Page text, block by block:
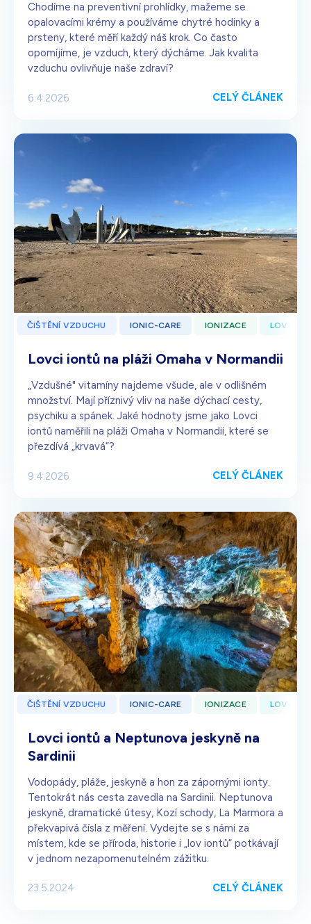
Chodíme na preventivní prohlídky, mažeme se
opalovacími krémy a používáme chytré hodinky a
prsteny, které měří každý náš krok. Co často
opomíjíme, je vzduch, který dýcháme. Jak kvalita
vzduchu ovlivňuje naše zdraví?
6.4.2026 CELÝ ČLÁNEK
ČIŠTĚNÍ VZDUCHU IONIC-CARE IONIZACE LOVCI
Lovci iontů na pláži Omaha v Normandii
„Vzdušné" vitamíny najdeme všude, ale v odlišném
množství. Mají příznivý vliv na naše dýchací cesty,
psychiku a spánek. Jaké hodnoty jsme jako Lovci
iontů naměřili na pláži Omaha v Normandii, které se
přezdívá „krvavá“?
9.4.2026 CELÝ ČLÁNEK
ČIŠTĚNÍ VZDUCHU IONIC-CARE IONIZACE LOVCI
Lovci iontů a Neptunova jeskyně na
Sardinii
Vodopády, pláže, jeskyně a hon za zápornými ionty.
Tentokrát nás cesta zavedla na Sardinii. Neptunova
jeskyně, dramatické útesy, Kozí schody, La Marmora a
překvapivá čísla z měření. Vydejte se s námi za
místem, kde se příroda, historie i „lov iontů“ potkávají
v jednom nezapomenutelném zážitku.
23.5.2024 CELÝ ČLÁNEK